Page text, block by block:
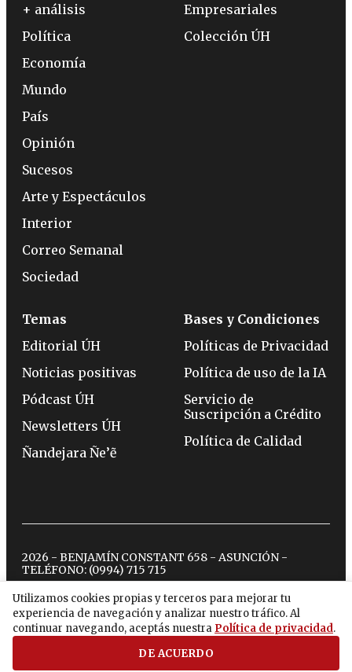
Utilizamos cookies propias y terceros para mejorar tu
experiencia de navegación y analizar nuestro tráfico. Al
continuar navegando, aceptás nuestra Política de privacidad.
DE ACUERDO
+ análisis
Política
Economía
Mundo
País
Opinión
Sucesos
Arte y Espectáculos
Interior
Correo Semanal
Sociedad
Empresariales
Colección ÚH
Temas
Editorial ÚH
Noticias positivas
Pódcast ÚH
Newsletters ÚH
Ñandejara Ñe’ẽ
Bases y Condiciones
Políticas de Privacidad
Política de uso de la IA
Servicio de
Suscripción a Crédito
Política de Calidad
2026 - BENJAMÍN CONSTANT 658 - ASUNCIÓN -
TELÉFONO: (0994) 715 715
twitterinstagram
facebook
tiktokyoutubespotify